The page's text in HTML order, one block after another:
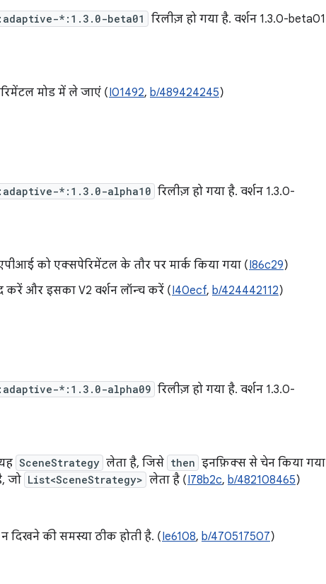
*:1.3.0-beta01
रिलीज़ हो गया है. वर्शन 1.3.0-beta01
मोड में ले जाएं (I01492, b/489424245)
*:1.3.0-alpha10 रिलीज़ हो गया है. वर्शन 1.3.0-
को एक्सपेरिमेंटल के तौर पर मार्क किया गया (I86c29)
करें और इसका V2 वर्शन लॉन्च करें (I40ecf, b/424442112)
*:1.3.0-alpha09 रिलीज़ हो गया है. वर्शन 1.3.0-
SceneStrategy लेता है, जिसे then इनफ़िक्स से चेन किया गया
जो List<SceneStrategy> लेता है (I78b2c, b/482108465)
की समस्या ठीक होती है. (Ie6108, b/470517507)